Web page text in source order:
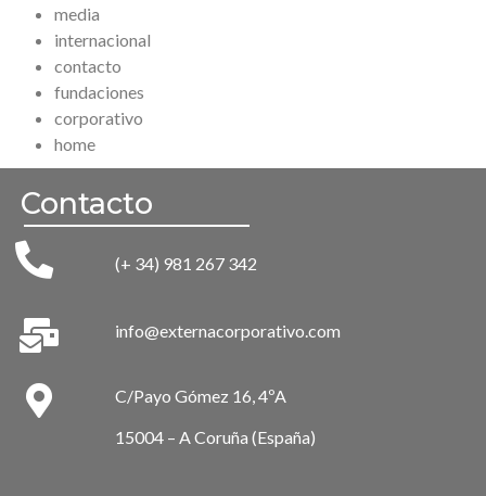
media
internacional
contacto
fundaciones
corporativo
home
Contacto
(+ 34) 981 267 342
info@externacorporativo.com
C/Payo Gómez 16, 4ºA
15004 – A Coruña (España)